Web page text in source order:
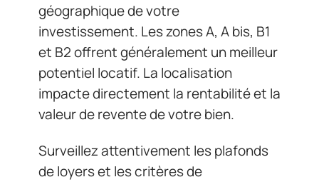
géographique de votre
investissement. Les zones A, A bis, B1
et B2 offrent généralement un meilleur
potentiel locatif. La localisation
impacte directement la rentabilité et la
valeur de revente de votre bien.
Surveillez attentivement les plafonds
de loyers et les critères de